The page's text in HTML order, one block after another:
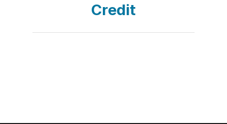
Credit